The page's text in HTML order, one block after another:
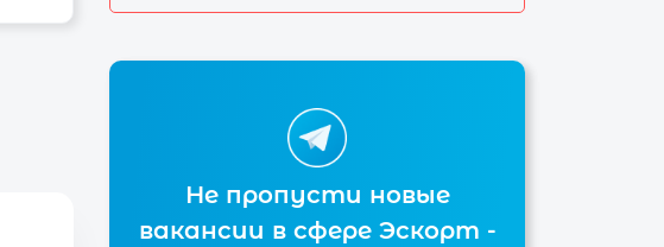
Не пропусти новые
вакансии в сфере Эскорт -